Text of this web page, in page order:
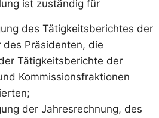
ist zuständig für
des Tätigkeitsberichtes der
Präsidenten, die
Tätigkeitsberichte der
Kommissionsfraktionen
der Jahresrechnung, des